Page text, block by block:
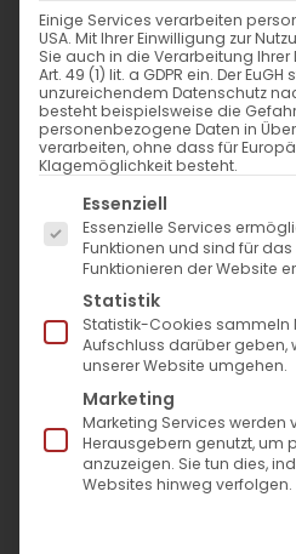
Lip
Gummy
Nasenspitze
Mundwinkel
Barbie
Einige Services verarbeiten
USA. Mit Ihrer Einwilligung zur
Sie auch in die Verarbeitung
Art. 49 (1) lit. a GDPR ein. Der
unzureichendem Datenschutz
besteht beispielsweise die
personenbezogene Daten in
verarbeiten, ohne dass für
Klagemöglichkeit besteht.
Es folgt eine Liste der
Essenziell
Essenzielle Services
Funktionen und sind für
Funktionieren der Website
Statistik
Statistik-Cookies sammeln
Aufschluss darüber geben,
unserer Website umgehen.
Marketing
Marketing Services werden
Herausgebern genutzt, um
anzuzeigen. Sie tun dies,
Websites hinweg verfolgen.